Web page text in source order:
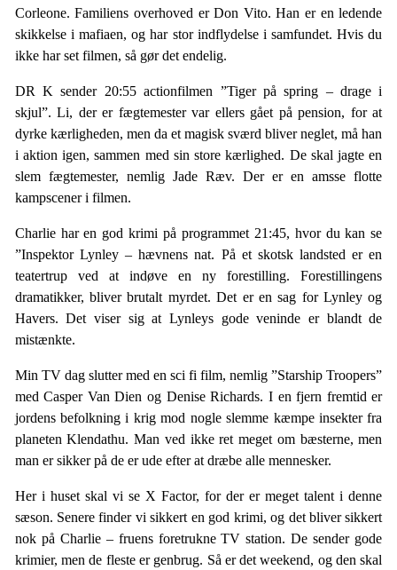
Corleone. Familiens overhoved er Don Vito. Han er en ledende
skikkelse i mafiaen, og har stor indflydelse i samfundet. Hvis du
ikke har set filmen, så gør det endelig.
DR K sender 20:55 actionfilmen ”Tiger på spring – drage i
skjul”. Li, der er fægtemester var ellers gået på pension, for at
dyrke kærligheden, men da et magisk sværd bliver neglet, må han
i aktion igen, sammen med sin store kærlighed. De skal jagte en
slem fægtemester, nemlig Jade Ræv. Der er en amsse flotte
kampscener i filmen.
Charlie har en god krimi på programmet 21:45, hvor du kan se
”Inspektor Lynley – hævnens nat. På et skotsk landsted er en
teatertrup ved at indøve en ny forestilling. Forestillingens
dramatikker, bliver brutalt myrdet. Det er en sag for Lynley og
Havers. Det viser sig at Lynleys gode veninde er blandt de
mistænkte.
Min TV dag slutter med en sci fi film, nemlig ”Starship Troopers”
med Casper Van Dien og Denise Richards. I en fjern fremtid er
jordens befolkning i krig mod nogle slemme kæmpe insekter fra
planeten Klendathu. Man ved ikke ret meget om bæsterne, men
man er sikker på de er ude efter at dræbe alle mennesker.
Her i huset skal vi se X Factor, for der er meget talent i denne
sæson. Senere finder vi sikkert en god krimi, og det bliver sikkert
nok på Charlie – fruens foretrukne TV station. De sender gode
krimier, men de fleste er genbrug. Så er det weekend, og den skal